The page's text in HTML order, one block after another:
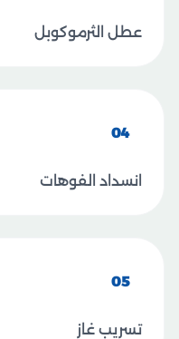
عطل الثرموكوبل
04
انسداد الفوهات
05
تسريب غاز